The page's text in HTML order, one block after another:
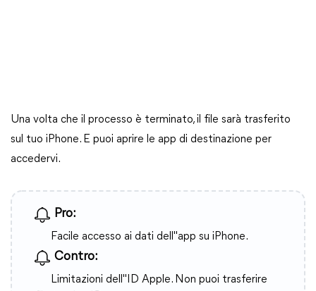
Una volta che il processo è terminato, il file sarà trasferito
sul tuo iPhone. E puoi aprire le app di destinazione per
accedervi.
Pro:
Facile accesso ai dati dell"app su iPhone.
Contro:
Limitazioni dell"ID Apple. Non puoi trasferire